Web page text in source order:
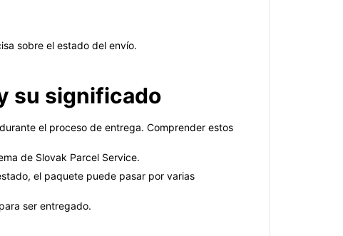
sobre el estado del envío.
su significado
el proceso de entrega. Comprender estos
de Slovak Parcel Service.
el paquete puede pasar por varias
ser entregado.